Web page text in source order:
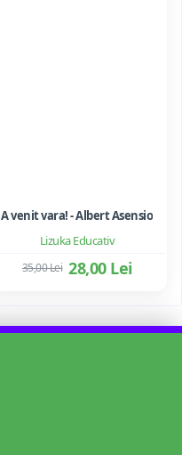
Lizuka Educativ
A venit vara! - Albert Asensio
28,00 Lei
35,00 Lei